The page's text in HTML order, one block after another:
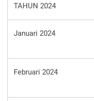
TAHUN 2024
Januari 2024
Februari 2024